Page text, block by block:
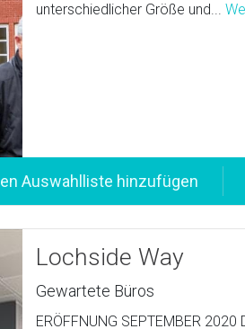
unterschiedlicher Größe und...
Lochside Way
Gewartete Büros
ERÖFFNUNG SEPTEMBER